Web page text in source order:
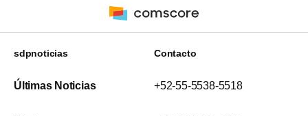
sdpnoticias
Últimas Noticias
Contacto
+52-55-5538-5518